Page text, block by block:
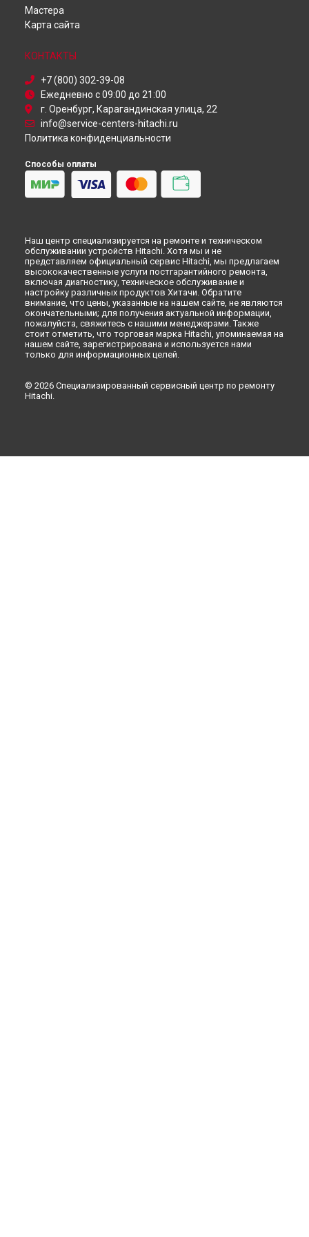
Ремонт кондиционера Hitachi в
Ремонт кондиционера Hitachi в
Ремонт кондиционера Hitachi в
Ремонт кондиционера Hitachi вНовокузнецке
Ремонт кондиционера Hitachi вРязани
Ремонт кондиционера Hitachi вАстрахани
Ремонт кондиционера Hitachi в Набережных Челнах
Ремонт кондиционера Hitachi в
Мастера
Карта сайта
КОНТАКТЫ
+7 (800) 302-39-08
Ежедневно с 09:00 до 21:00
г. Оренбург, Карагандинская улица, 22
info@service-centers-hitachi.ru
Политика конфиденциальности
Способы оплаты
Наш центр специализируется на ремонте и техническом
обслуживании устройств Hitachi. Хотя мы и не
представляем официальный сервис Hitachi, мы предлагаем
высококачественные услуги постгарантийного ремонта,
включая диагностику, техническое обслуживание и
настройку различных продуктов Хитачи. Обратите
внимание, что цены, указанные на нашем сайте, не являются
окончательными; для получения актуальной информации,
пожалуйста, свяжитесь с нашими менеджерами. Также
стоит отметить, что торговая марка Hitachi, упоминаемая на
нашем сайте, зарегистрирована и используется нами
только для информационных целей.
© 2026 Специализированный сервисный центр по ремонту
Hitachi.